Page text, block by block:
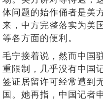
体问题的始作俑者是美
来，中方完整落实为美
等各方面的便利。
毛宁接着说，然而中国
重限制，几乎没有中国
签证居留许可经常遭到
国。她再指，中国记者